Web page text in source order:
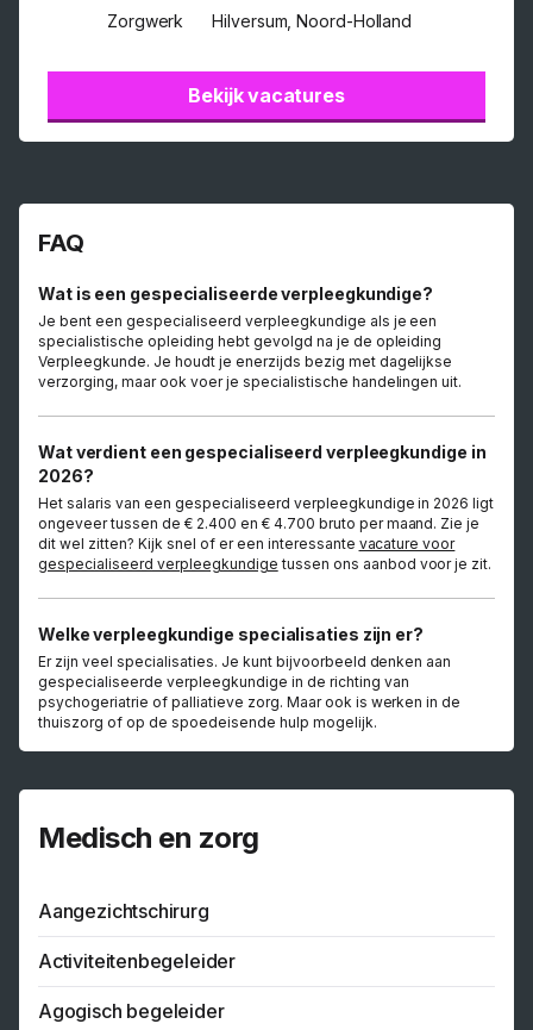
Zorgwerk Hilversum, Noord-Holland
Bekijk vacatures
FAQ
Wat is een gespecialiseerde verpleegkundige?
Je bent een gespecialiseerd verpleegkundige als je een
specialistische opleiding hebt gevolgd na je de opleiding
Verpleegkunde. Je houdt je enerzijds bezig met dagelijkse
verzorging, maar ook voer je specialistische handelingen uit.
Wat verdient een gespecialiseerd verpleegkundige in
2026?
Het salaris van een gespecialiseerd verpleegkundige in 2026 ligt
ongeveer tussen de € 2.400 en € 4.700 bruto per maand. Zie je
dit wel zitten? Kijk snel of er een interessante vacature voor
gespecialiseerd verpleegkundige tussen ons aanbod voor je zit.
Welke verpleegkundige specialisaties zijn er?
Er zijn veel specialisaties. Je kunt bijvoorbeeld denken aan
gespecialiseerde verpleegkundige in de richting van
psychogeriatrie of palliatieve zorg. Maar ook is werken in de
thuiszorg of op de spoedeisende hulp mogelijk.
Medisch en zorg
Aangezichtschirurg
Activiteitenbegeleider
Agogisch begeleider